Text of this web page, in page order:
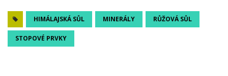
HIMÁLAJSKÁ SŮL MINERÁLY RŮŽOVÁ SŮL
STOPOVÉ PRVKY